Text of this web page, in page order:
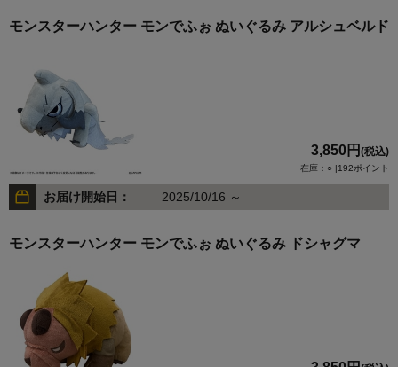
モンスターハンター モンでふぉ ぬいぐるみ アルシュベルド
3,850円 (税込)
在庫：○ |192ポイント
お届け開始日： 2025/10/16 ～
モンスターハンター モンでふぉ ぬいぐるみ ドシャグマ